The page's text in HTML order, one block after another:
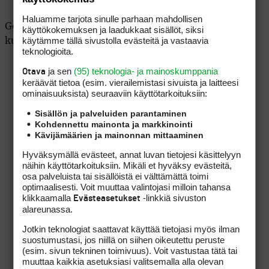
Golfin puolella Whoop on äskettäin uusinut
kumppanuutensa PGA Tourin kanssa.
Haluamme tarjota sinulle parhaan mahdollisen
käyttökokemuksen ja laadukkaat sisällöt, siksi
käytämme tällä sivustolla evästeitä ja vastaavia
teknologioita.
Otava ja sen (95) teknologia- ja mainoskumppania
keräävät tietoa (esim. vierailemis­tasi sivuista ja laitteesi
ominaisuuk­sista) seuraaviin käyttötarkoituksiin:
Sisällön ja palveluiden parantaminen
Kohdennettu mainonta ja markkinointi
Kävijämäärien ja mainonnan mittaaminen
Hyväksymällä evästeet, annat luvan tietojesi käsittelyyn
näihin käyttötarkoituksiin. Mikäli et hyväksy evästeitä,
osa palveluista tai sisällöistä ei välttämättä toimi
optimaalisesti. Voit muuttaa valintojasi milloin tahansa
klikkaamalla Evästeasetukset -linkkiä sivuston
alareunassa.
Jotkin teknologiat saattavat käyttää tietojasi myös ilman
suostumustasi, jos niillä on siihen oikeutettu peruste
(esim. sivun tekninen toimivuus). Voit vastustaa tätä tai
muuttaa kaikkia asetuksiasi valitsemalla alla olevan